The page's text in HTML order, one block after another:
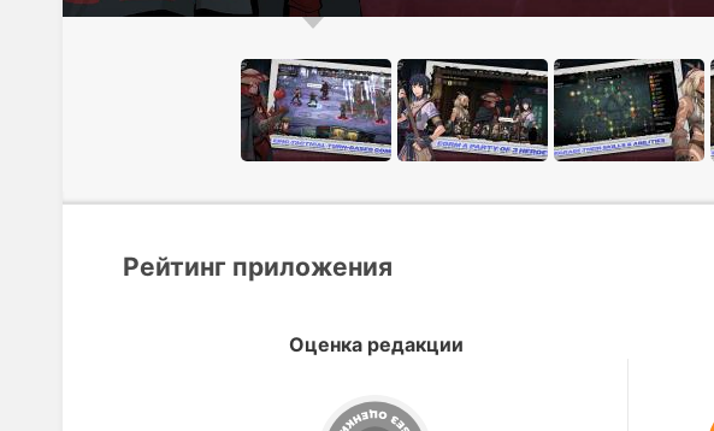
Рейтинг приложения
Оценка редакции